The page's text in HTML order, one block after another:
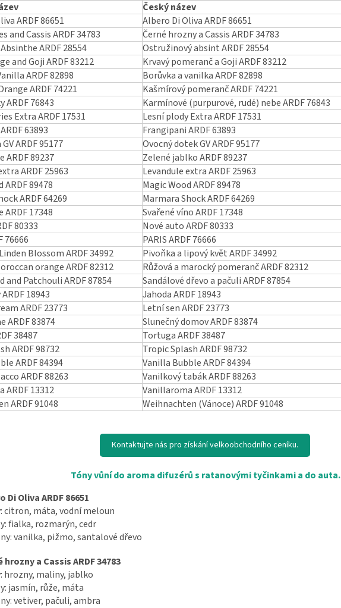
Český název
ARDF 86651
Albero Di Oliva ARDF 86651
and Cassis ARDF 34783
Černé hrozny a Cassis ARDF 34783
ARDF 28554
Ostružinový absint ARDF 28554
and Goji ARDF 83212
Krvavý pomeranč a Goji ARDF 83212
ARDF 82898
Borůvka a vanilka ARDF 82898
ARDF 74221
Kašmírový pomeranč ARDF 74221
ARDF 76843
Karmínové (purpurové, rudé) nebe ARDF 76843
Extra ARDF 17531
Lesní plody Extra ARDF 17531
63893
Frangipani ARDF 63893
ARDF 95177
Ovocný dotek GV ARDF 95177
ARDF 89237
Zelené jablko ARDF 89237
ARDF 25963
Levandule extra ARDF 25963
ARDF 89478
Magic Wood ARDF 89478
ARDF 64269
Marmara Shock ARDF 64269
17348
Svařené víno ARDF 17348
80333
Nové auto ARDF 80333
76666
PARIS ARDF 76666
Blossom ARDF 34992
Pivoňka a lipový květ ARDF 34992
orange ARDF 82312
Růžová a marocký pomeranč ARDF 82312
and Patchouli ARDF 87854
Sandálové dřevo a pačuli ARDF 87854
18943
Jahoda ARDF 18943
ARDF 23773
Letní sen ARDF 23773
ARDF 83874
Slunečný domov ARDF 83874
38487
Tortuga ARDF 38487
ARDF 98732
Tropic Splash ARDF 98732
ARDF 84394
Vanilla Bubble ARDF 84394
ARDF 88263
Vanilkový tabák ARDF 88263
ARDF 13312
Vanillaroma ARDF 13312
ARDF 91048
Weihnachten (Vánoce) ARDF 91048
Kontaktujte nás pro získání velkoobchodního ceníku.
Tóny vůní do aroma difuzérů s ratanovými tyčinkami a do auta.
Di Oliva ARDF 86651
citron, máta, vodní meloun
fialka, rozmarýn, cedr
vanilka, pižmo, santalové dřevo
hrozny a Cassis ARDF 34783
hrozny, maliny, jablko
jasmín, růže, máta
vetiver, pačuli, ambra